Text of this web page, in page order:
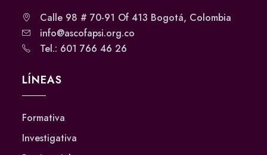
Calle 98 # 70-91 Of 413 Bogotá, Colombia
info@ascofapsi.org.co
Tel.: 601 766 46 26
LÍNEAS
Formativa
Investigativa